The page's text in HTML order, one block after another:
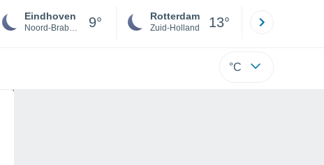
Eindhoven
Noord-Brabant 9° Rotterdam
Zuid-Holland 13°
°C